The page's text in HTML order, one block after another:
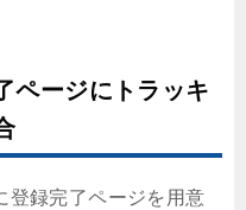
ページにトラッキ
登録完了ページを用意